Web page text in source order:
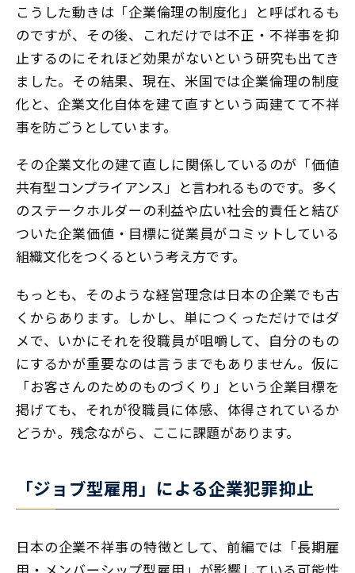
こうした動きは「企業倫理の制度化」と呼ばれるも
のですが、その後、これだけでは不正・不祥事を抑
止するのにそれほど効果がないという研究も出てき
ました。その結果、現在、米国では企業倫理の制度
化と、企業文化自体を建て直すという両建てて不祥
事を防ごうとしています。
その企業文化の建て直しに関係しているのが「価値
共有型コンプライアンス」と言われるものです。多く
のステークホルダーの利益や広い社会的責任と結び
ついた企業価値・目標に従業員がコミットしている
組織文化をつくるという考え方です。
もっとも、そのような経営理念は日本の企業でも古
くからあります。しかし、単につくっただけではダ
メで、いかにそれを役職員が咀嚼して、自分のもの
にするかが重要なのは言うまでもありません。仮に
「お客さんのためのものづくり」という企業目標を
掲げても、それが役職員に体感、体得されているか
どうか。残念ながら、ここに課題があります。
「ジョブ型雇用」による企業犯罪抑止
日本の企業不祥事の特徴として、前編では「長期雇